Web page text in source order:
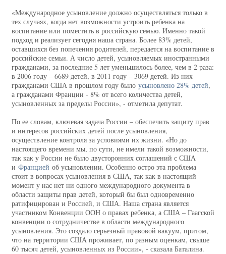
«Международное усыновление должно осуществляться только в
тех случаях, когда нет возможности устроить ребенка на
воспитание или поместить в российскую семью. Именно такой
подход и реализует сегодня наша страна. Более 83% детей,
оставшихся без попечения родителей, передается на воспитание в
российские семьи. А число детей, усыновляемых иностранными
гражданами, за последние 5 лет уменьшилось более, чем в 2 раза:
в 2006 году – 6689 детей, в 2011 году – 3069 детей. Из них
гражданами США в прошлом году было усыновлено 28% детей,
а гражданами Франции - 8% от всего количества детей,
усыновленных за пределы России», - отметила депутат.
По ее словам, ключевая задача России – обеспечить защиту прав
и интересов российских детей после усыновления,
осуществление контроля за условиями их жизни. «Но до
настоящего времени мы, по сути, не имели такой возможности,
так как у России не было двусторонних соглашений с США
и Францией об усыновлении. Особенно остро эта проблема
стоит в вопросах усыновления в США, так как в настоящий
момент у нас нет ни одного международного документа в
области защиты прав детей, который бы был одновременно
ратифицирован и Россией, и США. Наша страна является
участником Конвенции ООН о правах ребенка, а США – Гаагской
конвенции о сотрудничестве в области международного
усыновления. Это создало серьезный правовой вакуум, притом,
что на территории США проживает, по разным оценкам, свыше
60 тысяч детей, усыновленных из России», - сказала Баталина.